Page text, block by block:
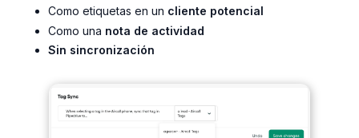
Como etiquetas en un cliente potencial
Como una nota de actividad
Sin sincronización